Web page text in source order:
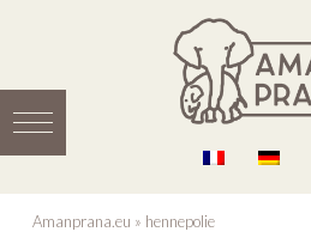
Amanprana.eu » hennepolie